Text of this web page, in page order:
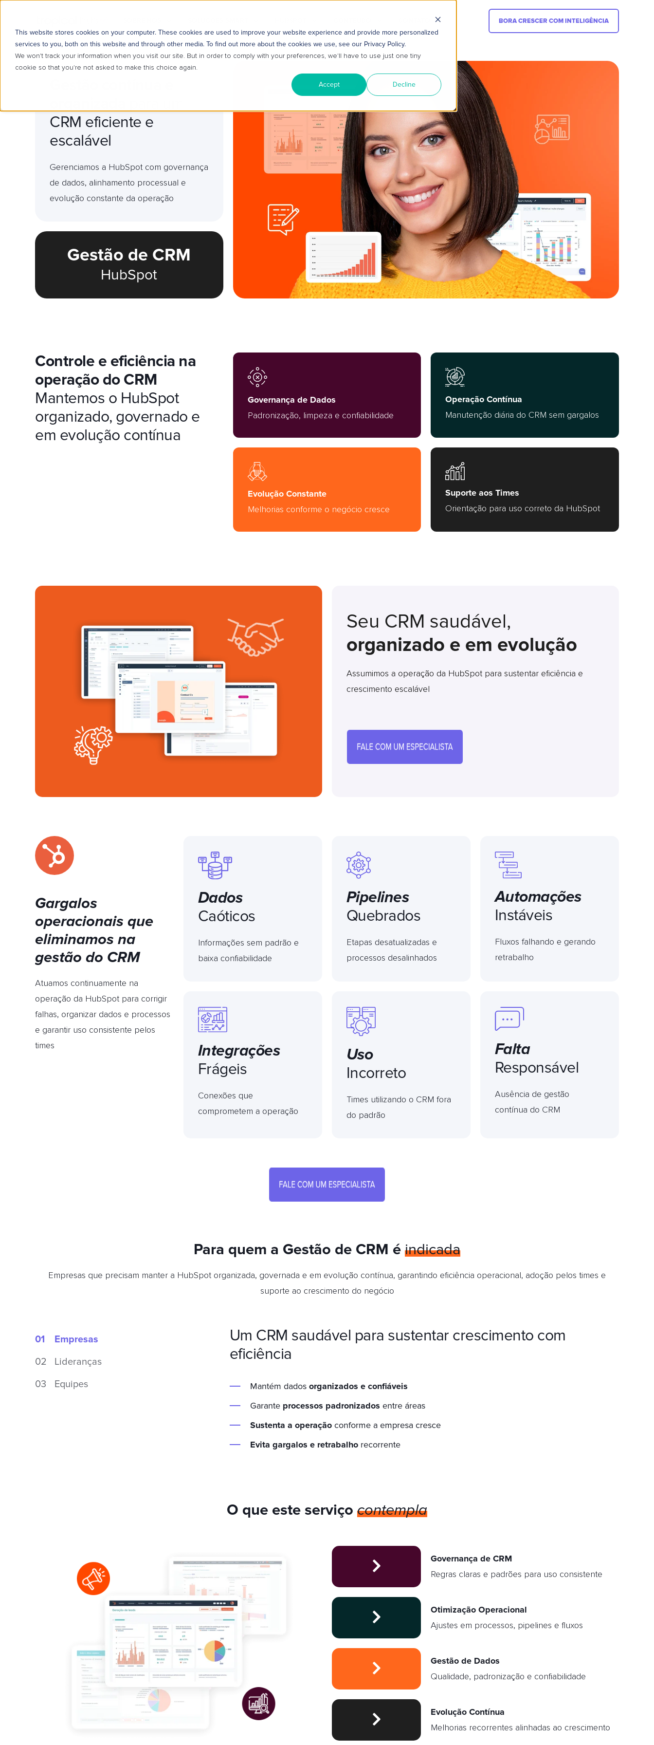
This website stores cookies on your computer. These cookies are used to improve your website experience and provide more personalized
services to you, both on this website and through other media. To find out more about the cookies we use, see our Privacy Policy.
We won't track your information when you visit our site. But in order to comply with your preferences, we'll have to use just one tiny
cookie so that you're not asked to make this choice again.
Accept Decline
BORA CRESCER COM INTELIGÊNCIA
CRM eficiente e
escalável
Gerenciamos a HubSpot com governança
de dados, alinhamento processual e
evolução constante da operação
Gestão de CRM
HubSpot
Controle e eficiência na
operação do CRM
Mantemos o HubSpot
organizado, governado e
em evolução contínua
Governança de Dados
Padronização, limpeza e confiabilidade
Operação Contínua
Manutenção diária do CRM sem gargalos
Evolução Constante
Melhorias conforme o negócio cresce
Suporte aos Times
Orientação para uso correto da HubSpot
Seu CRM saudável,
organizado e em evolução
Assumimos a operação da HubSpot para sustentar eficiência e
crescimento escalável
Gargalos
operacionais que
eliminamos na
gestão do CRM
Atuamos continuamente na
operação da HubSpot para corrigir
falhas, organizar dados e processos
e garantir uso consistente pelos
times
Dados
Caóticos
Informações sem padrão e
baixa confiabilidade
Pipelines
Quebrados
Etapas desatualizadas e
processos desalinhados
Automações
Instáveis
Fluxos falhando e gerando
retrabalho
Integrações
Frágeis
Conexões que
comprometem a operação
Uso
Incorreto
Times utilizando o CRM fora
do padrão
Falta
Responsável
Ausência de gestão
contínua do CRM
Para quem a Gestão de CRM é indicada
Empresas que precisam manter a HubSpot organizada, governada e em evolução contínua, garantindo eficiência operacional, adoção pelos times e
suporte ao crescimento do negócio
01
Empresas
02
Lideranças
03
Equipes
Um CRM saudável para sustentar crescimento com
eficiência
Mantém dados organizados e confiáveis
Garante processos padronizados entre áreas
Sustenta a operaçãoconforme a empresa cresce
Evita gargalos e retrabalhorecorrente
O que este serviço contempla
Governança de CRM
Regras claras e padrões para uso consistente
Otimização Operacional
Ajustes em processos, pipelines e fluxos
Gestão de Dados
Qualidade, padronização e confiabilidade
Evolução Contínua
Melhorias recorrentes alinhadas ao crescimento